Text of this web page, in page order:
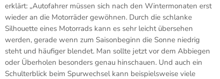
erklärt: „Autofahrer müssen sich nach den Wintermonaten erst
wieder an die Motorräder gewöhnen. Durch die schlanke
Silhouette eines Motorrads kann es sehr leicht übersehen
werden, gerade wenn zum Saisonbeginn die Sonne niedrig
steht und häufiger blendet. Man sollte jetzt vor dem Abbiegen
oder Überholen besonders genau hinschauen. Und auch ein
Schulterblick beim Spurwechsel kann beispielsweise viele